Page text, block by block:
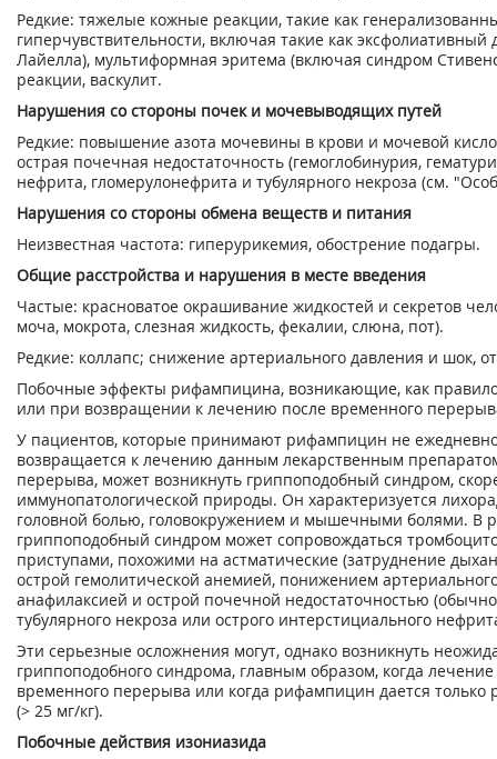
Редкие: тяжелые кожные реакции, такие как
гиперчувствительности, включая такие как
Лайелла), мультиформная эритема (включая синдром
реакции, васкулит.
Нарушения со стороны почек и мочевыводящих путей
Редкие: повышение азота мочевины в крови и мочевой
острая почечная недостаточность (гемоглобинурия,
нефрита, гломерулонефрита и тубулярного некроза (см.
Нарушения со стороны обмена веществ и питания
Неизвестная частота: гиперурикемия, обострение подагры.
Общие расстройства и нарушения в месте введения
Частые: красноватое окрашивание жидкостей и секретов
моча, мокрота, слезная жидкость, фекалии, слюна, пот).
Редкие: коллапс; снижение артериального давления и шок,
Побочные эффекты рифампицина, возникающие, как
или при возвращении к лечению после временного
У пациентов, которые принимают рифампицин не ежедневно,
возвращается к лечению данным лекарственным
перерыва, может возникнуть гриппоподобный синдром,
иммунопатологической природы. Он характеризуется
головной болью, головокружением и мышечными болями. В
гриппоподобный синдром может сопровождаться
приступами, похожими на астматические (затруднение
острой гемолитической анемией, понижением
анафилаксией и острой почечной недостаточностью (обычно
тубулярного некроза или острого интерстициального
Эти серьезные осложнения могут, однако возникнуть
гриппоподобного синдрома, главным образом, когда лечение
временного перерыва или когда рифампицин дается только
(> 25 мг/кг).
Побочные действия изониазида